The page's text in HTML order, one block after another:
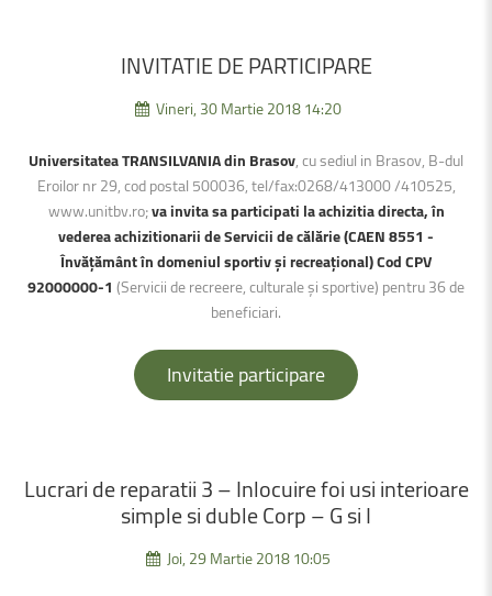
INVITATIEDEPARTICIPARE
Vineri, 30 Martie 2018 14:20
Universitatea TRANSILVANIA din Brasov, cu sediul in Brasov, B-dul
Eroilor nr 29, cod postal 500036, tel/fax:0268/413000 /410525,
www.unitbv.ro;va invita sa participati la achizitia directa, în
vederea achizitionarii de Servicii de călărie (CAEN 8551 -
Învățământ în domeniul sportiv și recreațional) Cod CPV
92000000-1 (Servicii de recreere, culturale și sportive) pentru 36 de
beneficiari.
Invitatie participare
Lucraridereparatii3–Inlocuirefoiusiinterioare
simplesidubleCorp–GsiI
Joi, 29 Martie 2018 10:05